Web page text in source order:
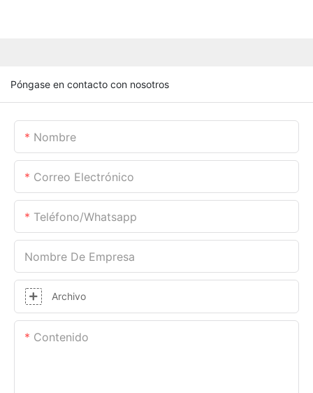
Póngase en contacto con nosotros
Nombre
Correo Electrónico
Teléfono/whatsapp
Nombre De Empresa
Archivo
Contenido